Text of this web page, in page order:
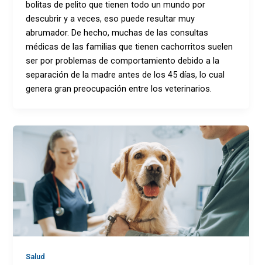
bolitas de pelito que tienen todo un mundo por
descubrir y a veces, eso puede resultar muy
abrumador. De hecho, muchas de las consultas
médicas de las familias que tienen cachorritos suelen
ser por problemas de comportamiento debido a la
separación de la madre antes de los 45 días, lo cual
genera gran preocupación entre los veterinarios.
Salud